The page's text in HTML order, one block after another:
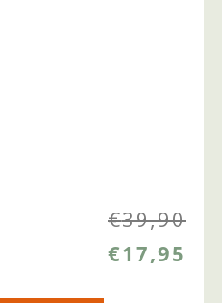
€39,90
€17,95